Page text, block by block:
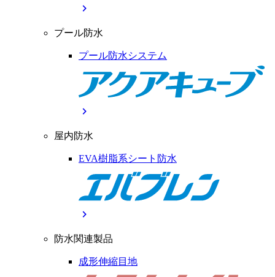
chevron_right
プール防水
プール防水システム
chevron_right
屋内防水
EVA樹脂系シート防水
chevron_right
防水関連製品
成形伸縮目地